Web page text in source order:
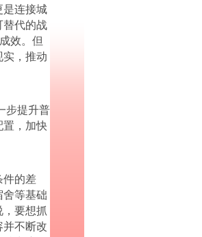
是连接城
替代的战
效。但
实，推动
步提升普
置，加快
件的差
舍等基础
要想抓
并不断改